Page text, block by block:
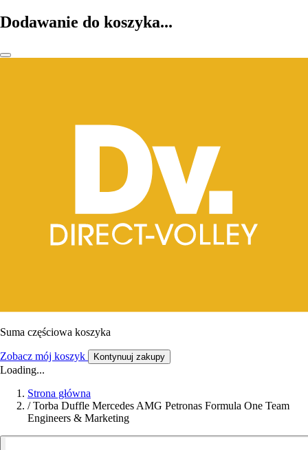
Dodawanie do koszyka...
Suma częściowa koszyka
Zobacz mój koszyk Kontynuuj zakupy
Loading...
Strona główna
/ Torba Duffle Mercedes AMG Petronas Formula One Team
Engineers & Marketing